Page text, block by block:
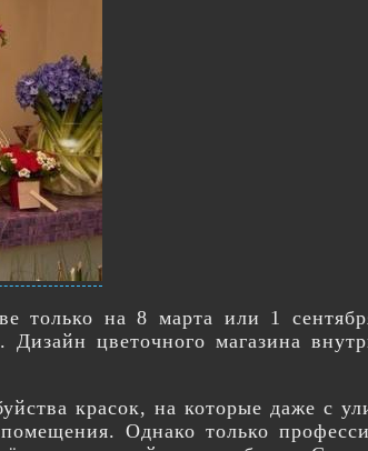
только на 8 марта или 1
цветочного магазина
красок, на которые даже с
Однако только